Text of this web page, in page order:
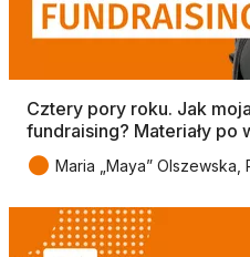
Cztery pory roku. Jak
fundraising? Materiały
● Maria „Maya” Olszewska,